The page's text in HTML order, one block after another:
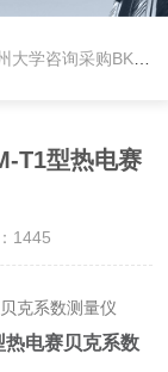
BKTEM-T1型热电赛贝克系数测量仪
T1型热电赛
1445
克系数测量仪
电赛贝克系数